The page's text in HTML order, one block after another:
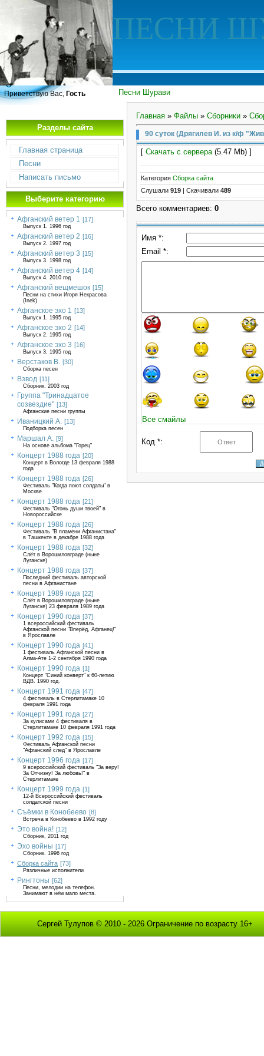
ПЕСНИ
Песни Шурави
Приветствую Вас, Гость
Разделы сайта
Главная страница
Песни
Написать письмо
Выберите категорию
Афганский ветер 1 [17]
Выпуск 1. 1996 год
Афганский ветер 2 [16]
Выпуск 2. 1997 год
Афганский ветер 3 [15]
Выпуск 3. 1998 год
Афганский ветер 4 [14]
Выпуск 4. 2010 год
Афганский вещмешок [15]
Песни на стихи Игоря Некрасова
(Inek)
Афганское эхо 1 [13]
Выпуск 1. 1995 год
Афганское эхо 2 [14]
Выпуск 2. 1995 год
Афганское эхо 3 [16]
Выпуск 3. 1995 год
Верстаков В. [30]
Сборка песен
Взвод [11]
Сборник. 2003 год
Группа "Тринадцатое
созвездие" [13]
Афганские песни группы
Иваницкий А. [13]
Подборка песен
Маршал А. [9]
На основе альбома "Горец"
Концерт 1988 года [20]
Концерт в Вологде 13 февраля 1988
года
Концерт 1988 года [26]
Фестиваль "Когда поют солдаты" в
Москве
Концерт 1988 года [21]
Фестиваль "Огонь души твоей" в
Новороссийске
Концерт 1988 года [26]
Фестиваль "В пламени Афганистана"
в Ташкенте в декабре 1988 года
Концерт 1988 года [32]
Слёт в Ворошиловграде (ныне
Луганске)
Концерт 1988 года [37]
Последний фестиваль авторской
песни в Афганистане
Концерт 1989 года [22]
Слёт в Ворошиловграде (ныне
Луганске) 23 февраля 1989 года
Концерт 1990 года [37]
1 всероссийский фестиваль
Афганской песни "Вперёд, Афганец!"
в Ярославле
Концерт 1990 года [41]
1 фестиваль Афганской песни в
Алма-Ате 1-2 сентября 1990 года
Концерт 1990 года [1]
Концерт "Синий конверт" к 60-летию
ВДВ. 1990 год.
Концерт 1991 года [47]
4 фестиваль в Стерлитамаке 10
февраля 1991 года
Концерт 1991 года [27]
За кулисами 4 фестиваля в
Стерлитамаке 10 февраля 1991 года
Концерт 1992 года [15]
Фестиваль Афганской песни
"Афганский след" в Ярославле
Концерт 1996 года [17]
9 всероссийский фестиваль "За веру!
За Отчизну! За любовь!" в
Стерлитамаке
Концерт 1999 года [1]
12-й Всероссийский фестиваль
солдатской песни
Съёмки в Конобеево [8]
Встреча в Конобеево в 1992 году
Это война! [12]
Сборник, 2011 год
Эхо войны [17]
Сборник. 1996 год
Сборка сайта [73]
Различные исполнители
Рингтоны [62]
Песни, мелодии на телефон.
Занимают в нём мало места.
Главная » Файлы » Сборники »
90 суток (Дрягилев И. из к/ф
[ Скачать с сервера(5.47 Mb) ]
Категория Сборка сайта
Слушали 919 Скачивали 489
Всего комментариев: 0
Имя *:
Email *:
Все смайлы
Код *:
Сергей Тулупов © 2010 - 2026 Ограничение по возрасту 16+